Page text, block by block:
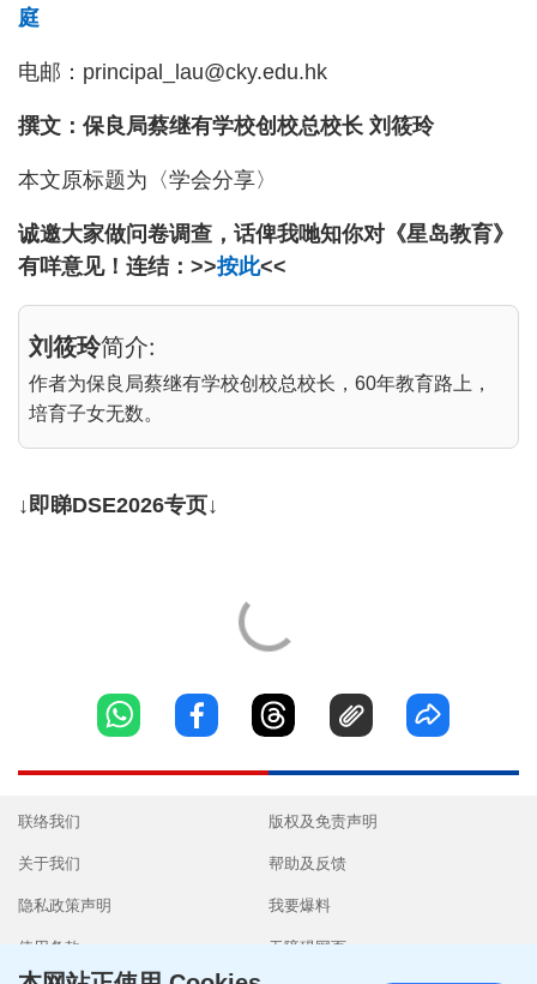
庭
电邮：principal_lau@cky.edu.hk
撰文：保良局蔡继有学校创校总校长 刘筱玲
本文原标题为〈学会分享〉
诚邀大家做问卷调查，话俾我哋知你对《星岛教育》
有咩意见！连结：>>按此<<
刘筱玲简介:
作者为保良局蔡继有学校创校总校长，60年教育路上，
培育子女无数。
↓即睇DSE2026专页↓
联络我们
关于我们
隐私政策声明
使用条款
版权及免责声明
帮助及反馈
我要爆料
无障碍网页